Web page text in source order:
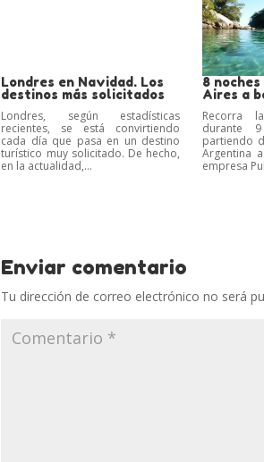
Londres en Navidad. Los
destinos más solicitados
Londres, según estadísticas
recientes, se está convirtiendo
cada día que pasa en un destino
turístico muy solicitado. De hecho,
en la actualidad,...
8 noches
Aires a
Recorra
durante
partiendo
Argentina
empresa
Enviar comentario
Tu dirección de correo electrónico no será